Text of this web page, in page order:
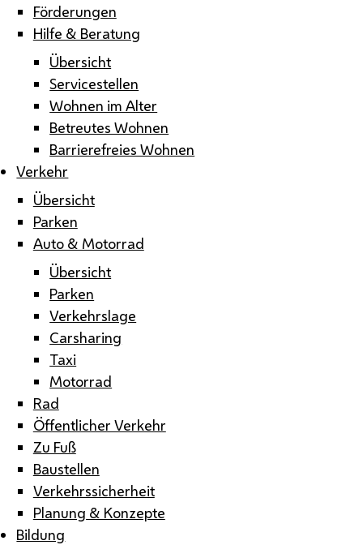
Förderungen
Hilfe & Beratung
Übersicht
Servicestellen
Wohnen im Alter
Betreutes Wohnen
Barrierefreies Wohnen
Verkehr
Übersicht
Parken
Auto & Motorrad
Übersicht
Parken
Verkehrslage
Carsharing
Taxi
Motorrad
Rad
Öffentlicher Verkehr
Zu Fuß
Baustellen
Verkehrssicherheit
Planung & Konzepte
Bildung